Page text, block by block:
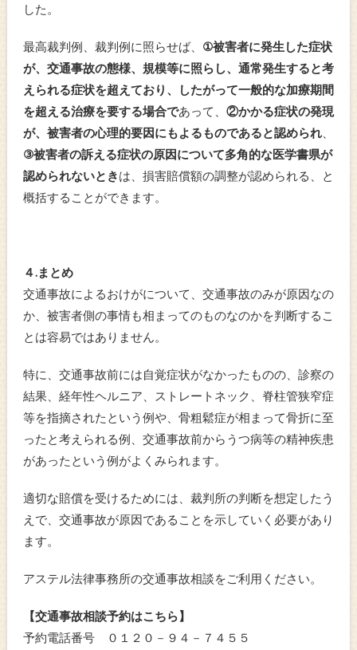
した。
最高裁判例、裁判例に照らせば、 ①被害者に発生した症状
が、交通事故の態様、規模等に照らし、通常発生すると考
えられる症状を超えており、したがって一般的な加療期間
を超える治療を要する場合であって、 ②かかる症状の発現
が、被害者の心理的要因にもよるものであると認められ、
③被害者の訴える症状の原因について多角的な医学書県が
認められないときは、損害賠償額の調整が認められる、と
概括することができます。
４.まとめ
交通事故によるおけがについて、交通事故のみが原因なの
か、被害者側の事情も相まってのものなのかを判断するこ
とは容易ではありません。
特に、交通事故前には自覚症状がなかったものの、診察の
結果、経年性ヘルニア、ストレートネック、脊柱管狭窄症
等を指摘されたという例や、骨粗鬆症が相まって骨折に至
ったと考えられる例、交通事故前からうつ病等の精神疾患
があったという例がよくみられます。
適切な賠償を受けるためには、裁判所の判断を想定したう
えで、交通事故が原因であることを示していく必要があり
ます。
アステル法律事務所の交通事故相談をご利用ください。
【交通事故相談予約はこちら】
予約電話番号 ０１２０－９４－７４５５